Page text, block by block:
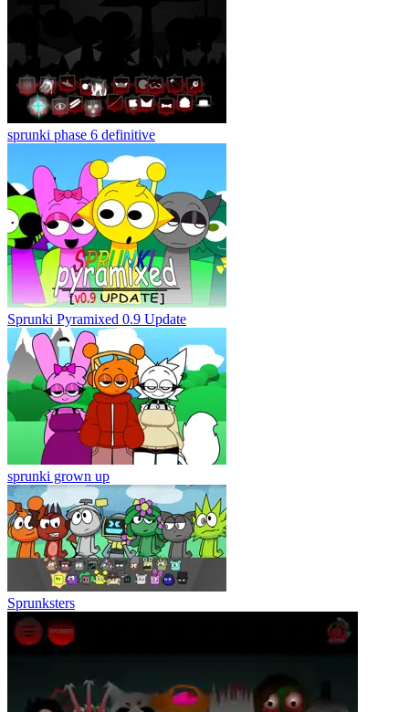
sprunki phase 6 definitive
Sprunki Pyramixed 0.9 Update
sprunki grown up
Sprunksters